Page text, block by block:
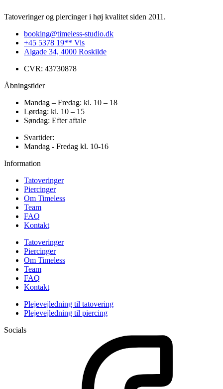
Tatoveringer og piercinger i høj kvalitet siden 2011.
booking@timeless-studio.dk
+45 5378 19** Vis
Algade 34, 4000 Roskilde
CVR: 43730878
Åbningstider
Mandag – Fredag: kl. 10 – 18
Lørdag: kl. 10 – 15
Søndag: Efter aftale
Svartider:
Mandag - Fredag kl. 10-16
Information
Tatoveringer
Piercinger
Om Timeless
Team
FAQ
Kontakt
Tatoveringer
Piercinger
Om Timeless
Team
FAQ
Kontakt
Plejevejledning til tatovering
Plejevejledning til piercing
Socials